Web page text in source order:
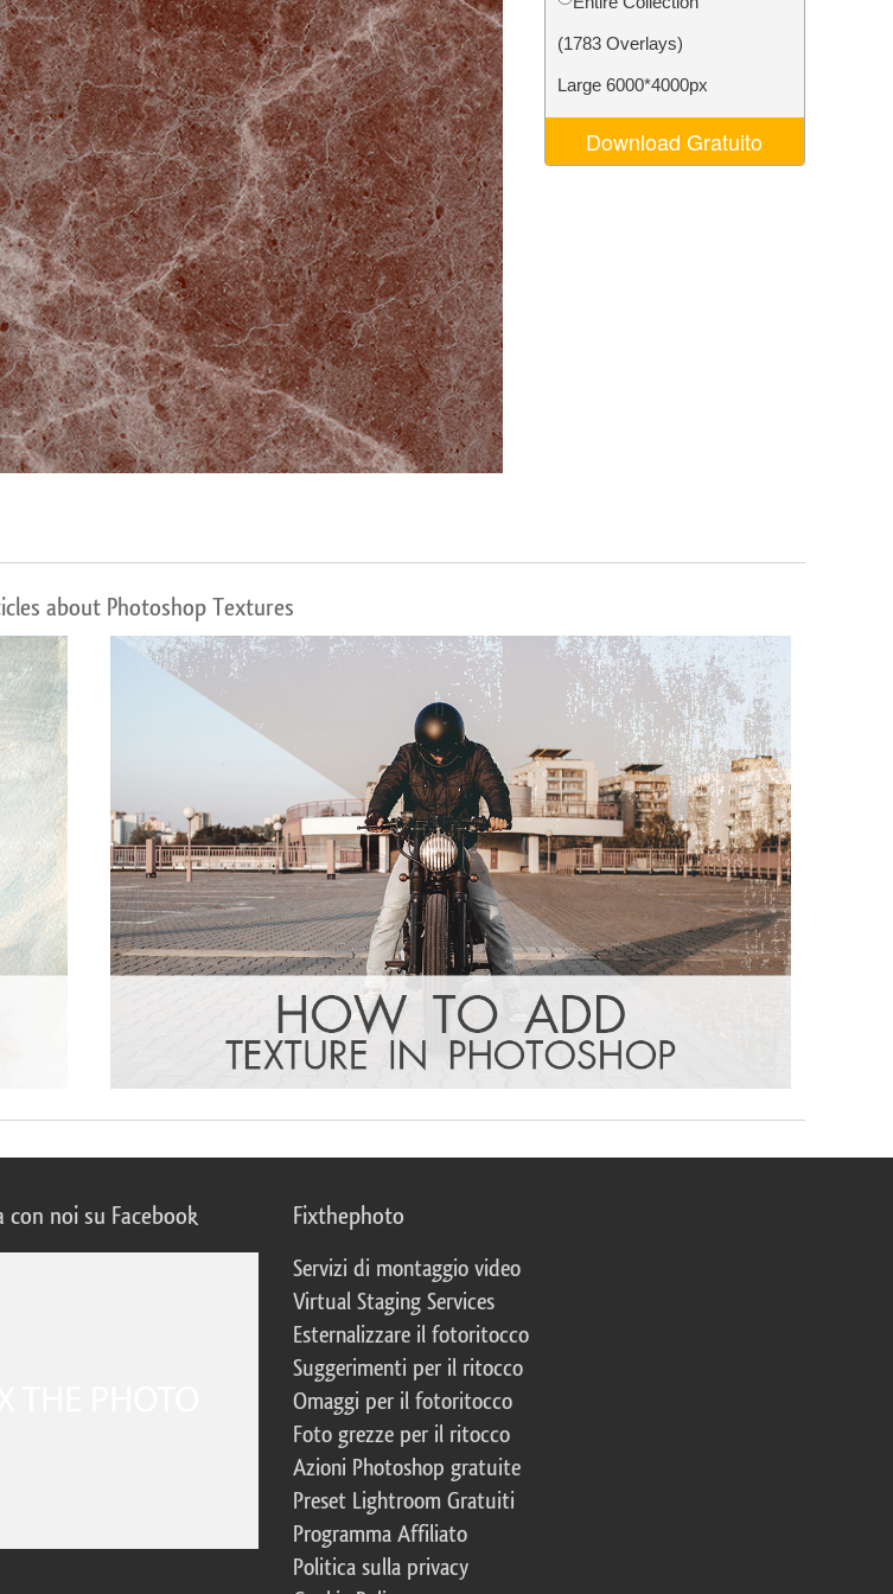
Servizi di ritocco gioielli Dati di Addestramento AI Video Editing Services
(1783 Overlays)
Large 6000*4000px
Download Gratuito
about Photoshop Textures
con noi su Facebook Fixthephoto
Servizi di montaggio video
Virtual Staging Services
Esternalizzare il fotoritocco
Suggerimenti per il ritocco
Omaggi per il fotoritocco
Foto grezze per il ritocco
Azioni Photoshop gratuite
Preset Lightroom Gratuiti
Programma Affiliato
Politica sulla privacy